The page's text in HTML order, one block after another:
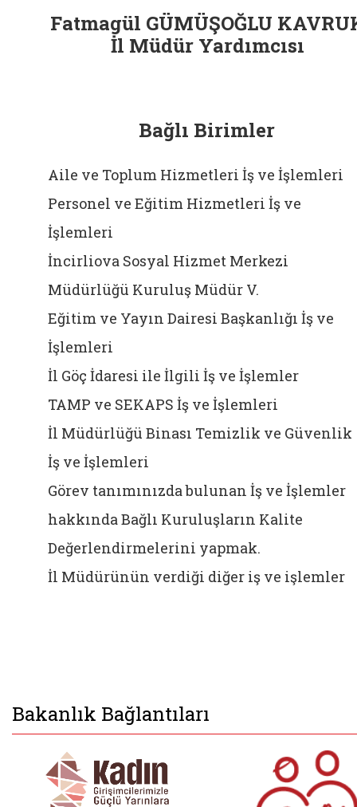
Fatmagül GÜMÜŞOĞLU
İl Müdür Yardımcısı
Bağlı Birimler
Aile ve Toplum Hizmetleri İş ve İşlemleri
Personel ve Eğitim Hizmetleri İş ve
İşlemleri
İncirliova Sosyal Hizmet Merkezi
Müdürlüğü Kuruluş Müdür V.
Eğitim ve Yayın Dairesi Başkanlığı İş ve
İşlemleri
İl Göç İdaresi ile İlgili İş ve İşlemler
TAMP ve SEKAPS İş ve İşlemleri
İl Müdürlüğü Binası Temizlik ve Güvenlik
İş ve İşlemleri
Görev tanımınızda bulunan İş ve İşlemler
hakkında Bağlı Kuruluşların Kalite
Değerlendirmelerini yapmak.
İl Müdürünün verdiği diğer iş ve işlemler
Bakanlık Bağlantıları